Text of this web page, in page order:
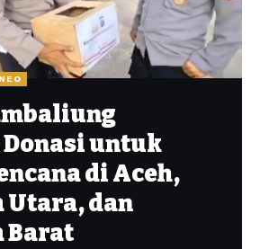
untuk
di Aceh,
Utara, dan
Barat